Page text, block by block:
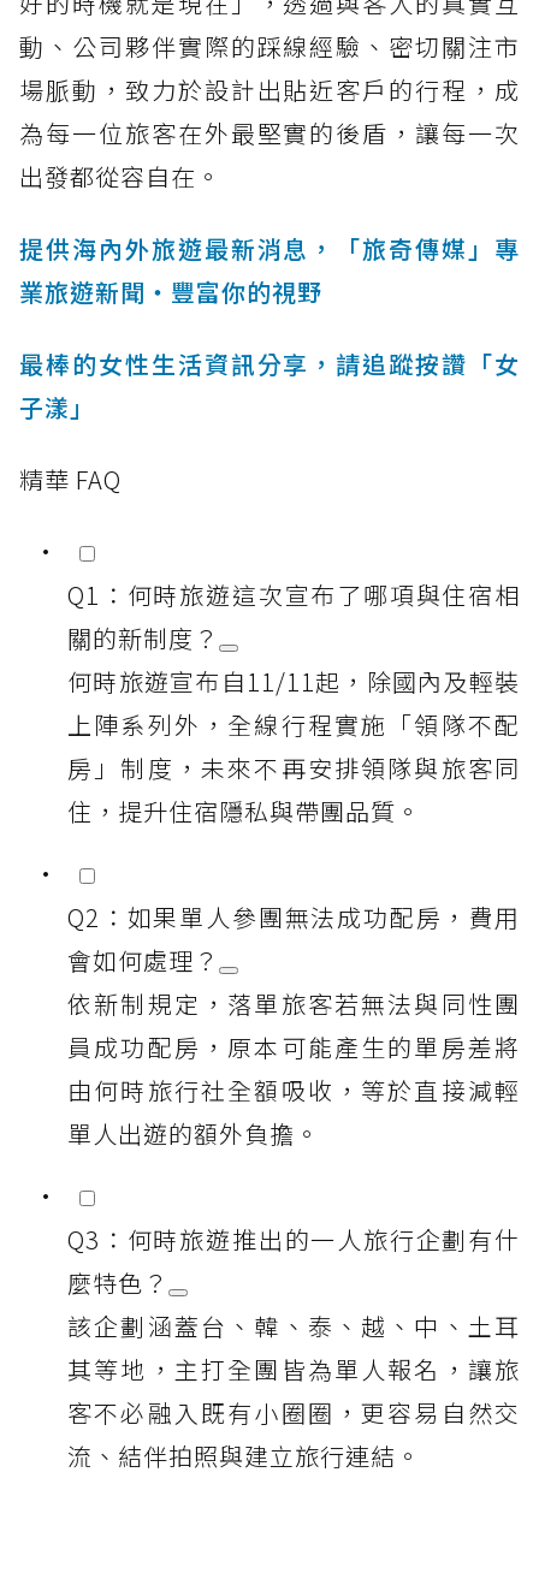
動、公司夥伴實際的踩線經驗、密切關注市
場脈動，致力於設計出貼近客戶的行程，成
為每一位旅客在外最堅實的後盾，讓每一次
出發都從容自在。
提供海內外旅遊最新消息，「旅奇傳媒」專
業旅遊新聞‧豐富你的視野
最棒的女性生活資訊分享，請追蹤按讚「女
子漾」
精華 FAQ
Q1：何時旅遊這次宣布了哪項與住宿相
關的新制度？
何時旅遊宣布自11/11起，除國內及輕裝
上陣系列外，全線行程實施「領隊不配
房」制度，未來不再安排領隊與旅客同
住，提升住宿隱私與帶團品質。
Q2：如果單人參團無法成功配房，費用
會如何處理？
依新制規定，落單旅客若無法與同性團
員成功配房，原本可能產生的單房差將
由何時旅行社全額吸收，等於直接減輕
單人出遊的額外負擔。
Q3：何時旅遊推出的一人旅行企劃有什
麼特色？
該企劃涵蓋台、韓、泰、越、中、土耳
其等地，主打全團皆為單人報名，讓旅
客不必融入既有小圈圈，更容易自然交
流、結伴拍照與建立旅行連結。